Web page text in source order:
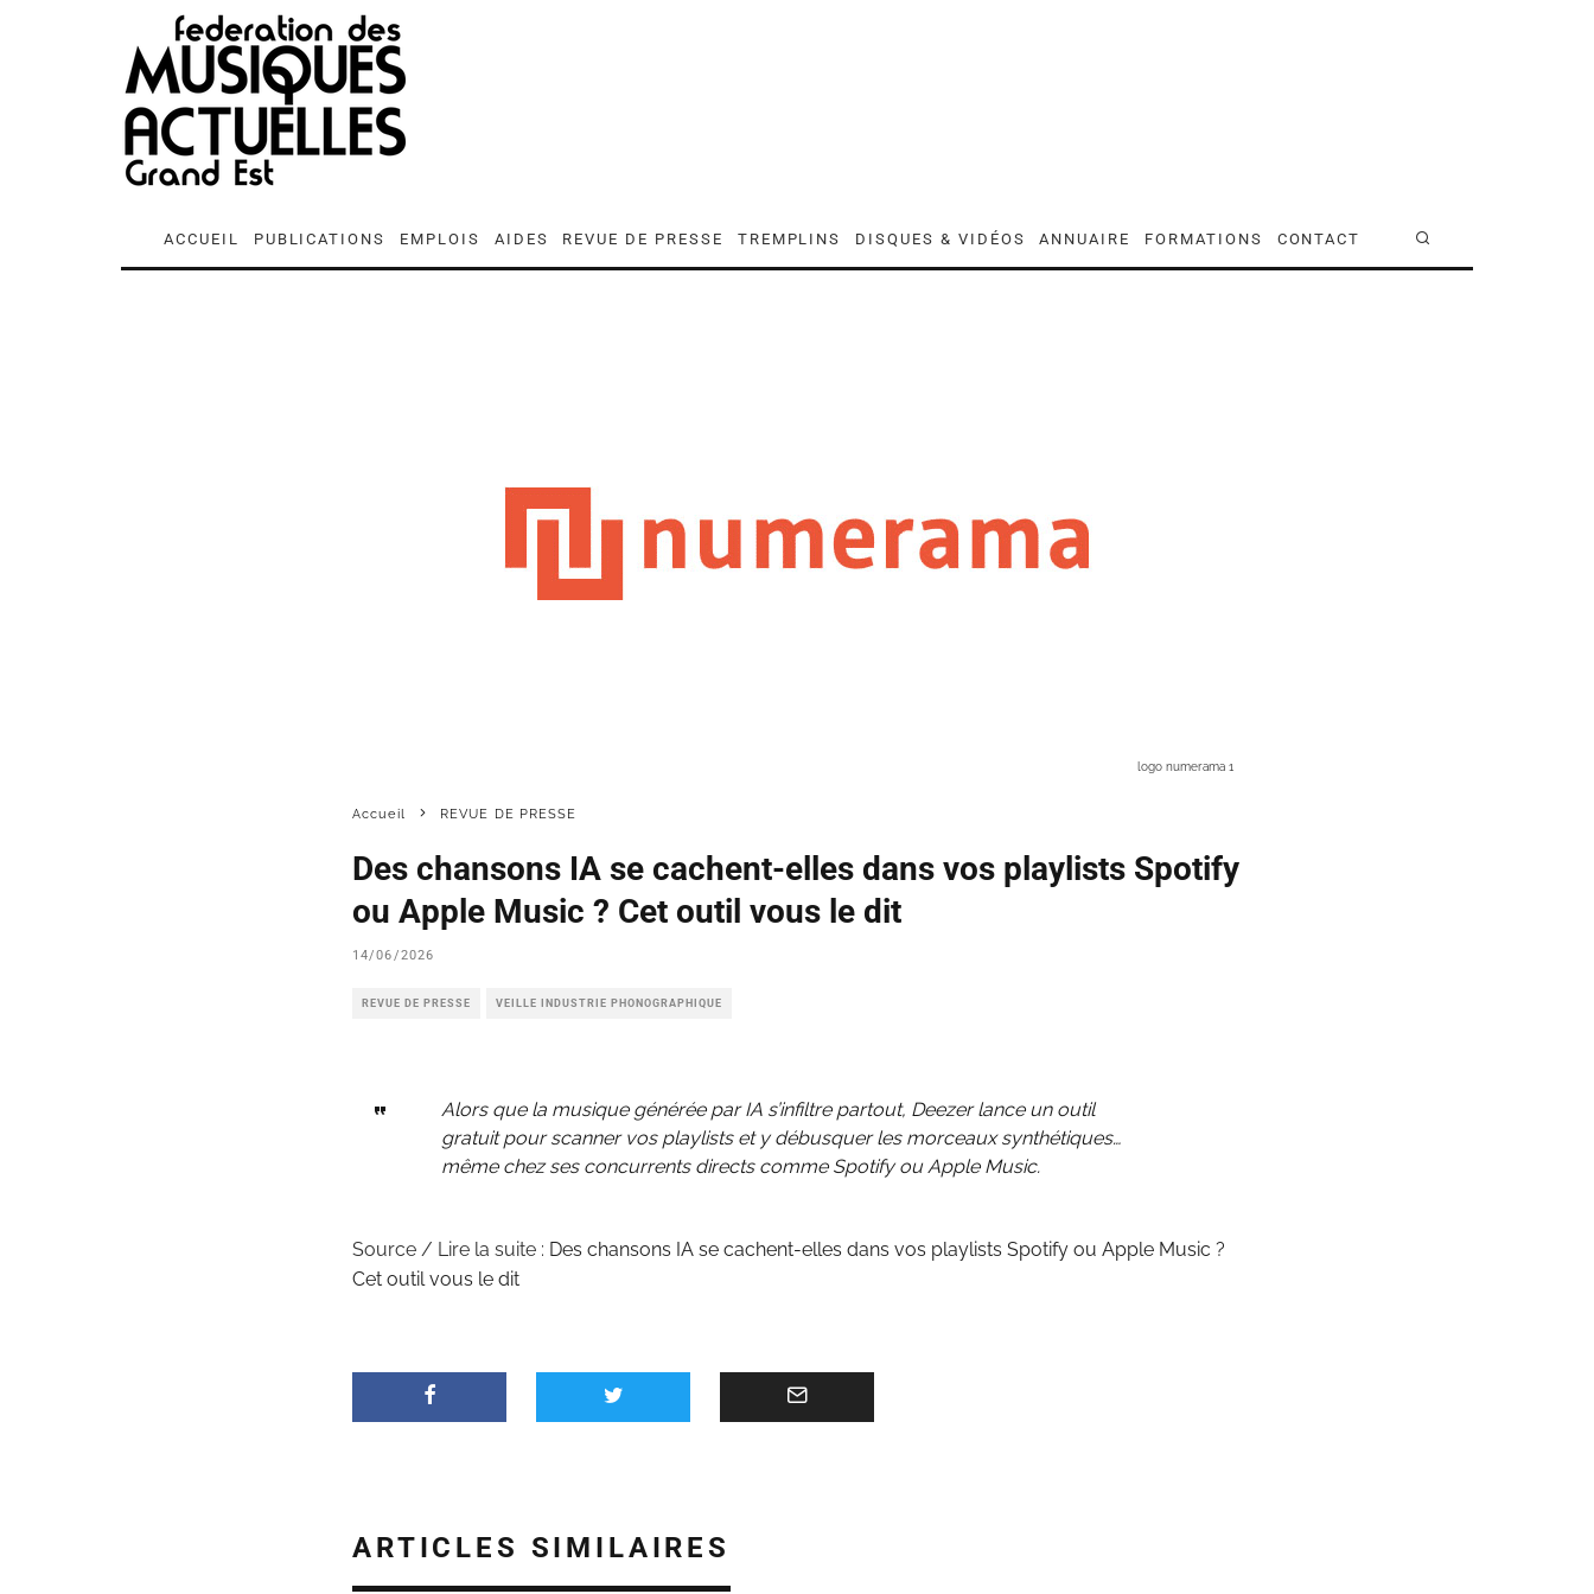
ACCUEIL PUBLICATIONS EMPLOIS AIDES REVUE DE PRESSE TREMPLINS DISQUES & VIDÉOS ANNUAIRE FORMATIONS CONTACT
logo numerama 1
Accueil REVUE DE PRESSE
Des chansons IA se cachent-elles dans vos playlists Spotify
ou Apple Music ? Cet outil vous le dit
14/06/2026
REVUE DE PRESSE VEILLE INDUSTRIE PHONOGRAPHIQUE
Alors que la musique générée par IA s’infiltre partout, Deezer lance un outil
gratuit pour scanner vos playlists et y débusquer les morceaux synthétiques…
même chez ses concurrents directs comme Spotify ou Apple Music.
Source / Lire la suite : Des chansons IA se cachent-elles dans vos playlists Spotify ou Apple Music ?
Cet outil vous le dit
ARTICLES SIMILAIRES